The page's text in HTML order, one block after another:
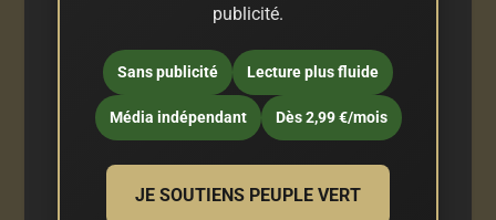
publicité.
Sans publicité Lecture plus fluide
Média indépendant Dès 2,99 €/mois
JE SOUTIENS PEUPLE VERT